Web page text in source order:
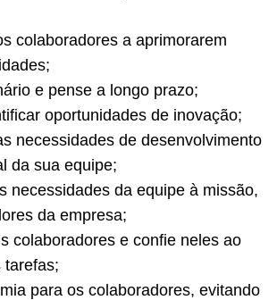
colaboradores a aprimorarem
e pense a longo prazo;
oportunidades de inovação;
necessidades de desenvolvimento
da sua equipe;
necessidades da equipe à missão,
da empresa;
colaboradores e confie neles ao
tarefas;
para os colaboradores, evitando